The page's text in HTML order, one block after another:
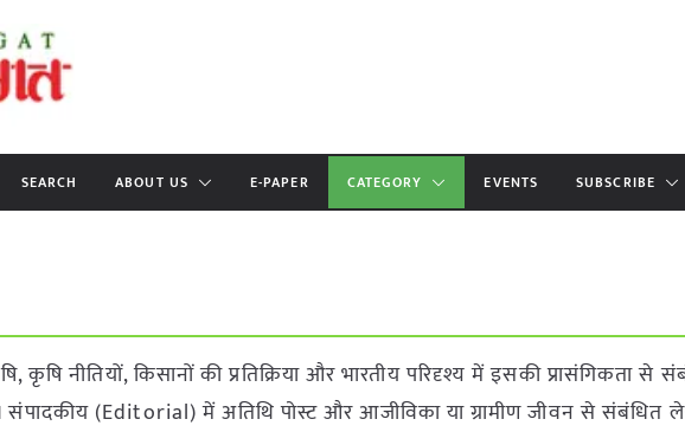
SEARCH ABOUT US E-PAPER CATEGORY EVENTS SUBSCRIBE
नीतियों, किसानों की प्रतिक्रिया और भारतीय परिदृश्य में इसकी प्रासंगिकता से
(Editorial) में अतिथि पोस्ट और आजीविका या ग्रामीण जीवन से संबंधित